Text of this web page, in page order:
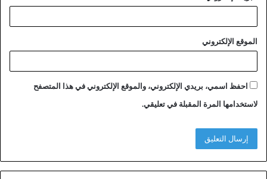
الموقع الإلكتروني
احفظ اسمي، بريدي الإلكتروني، والموقع الإلكتروني في هذا المتصفح
لاستخدامها المرة المقبلة في تعليقي.